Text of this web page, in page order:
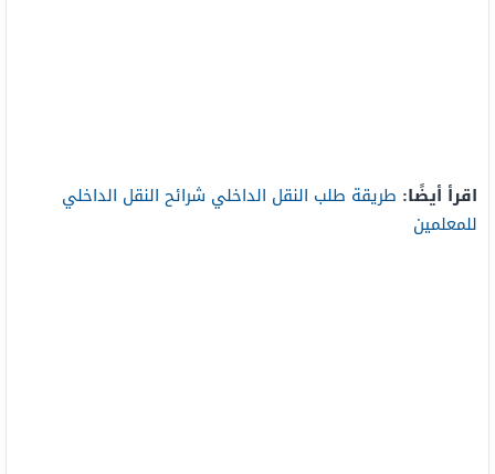
اقرأ أيضًا: طريقة طلب النقل الداخلي شرائح النقل الداخلي
للمعلمين